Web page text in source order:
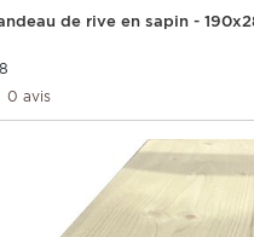
de rive en sapin -
0 avis